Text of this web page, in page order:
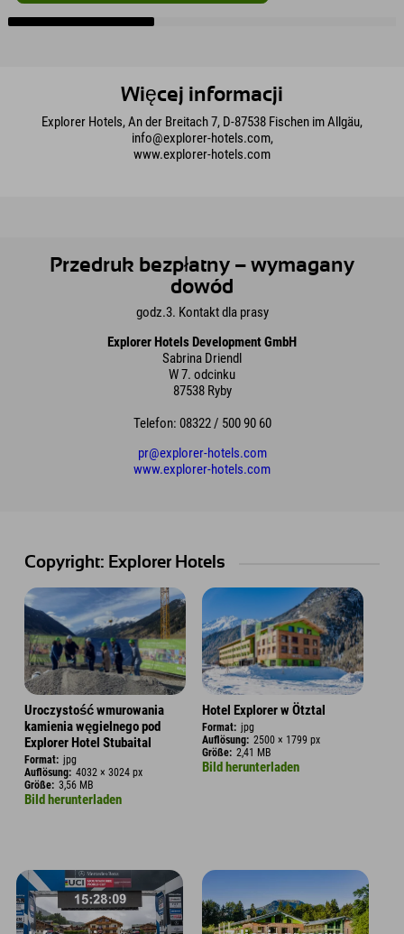
Więcej informacji
Explorer Hotels, An der Breitach 7, D-87538 Fischen im Allgäu,
info@explorer-hotels.com,
www.explorer-hotels.com
Przedruk bezpłatny – wymagany
dowód
godz.3. Kontakt dla prasy
Explorer Hotels Development GmbH
Sabrina Driendl
W 7. odcinku
87538 Ryby
Telefon: 08322 / 500 90 60
pr@explorer-hotels.com
www.explorer-hotels.com
Copyright: Explorer Hotels
Uroczystość wmurowania
kamienia węgielnego pod
Explorer Hotel Stubaital
Format: jpg
Auflösung: 4032 × 3024 px
Größe: 3,56 MB
Bild herunterladen
Hotel Explorer w Ötztal
Format: jpg
Auflösung: 2500 × 1799 px
Größe: 2,41 MB
Bild herunterladen